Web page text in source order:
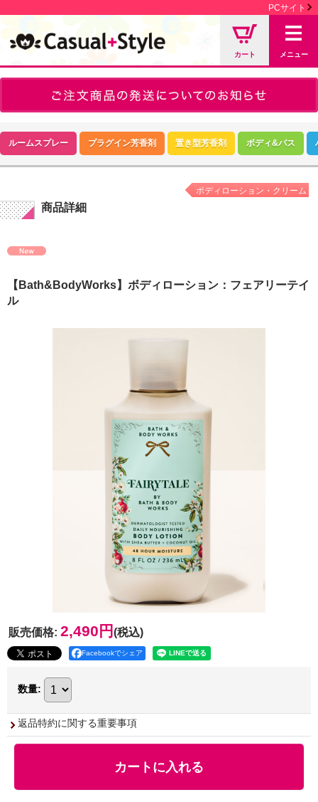
PCサイト
カート メニュー
ルームスプレー プラグイン芳香剤 置き型芳香剤 ボディ&バス
商品詳細
ボディローション・クリーム
【Bath&BodyWorks】ボディローション：フェアリーテイ
ル
販売価格: 2,490円 (税込)
Facebookでシェア
数量:
返品特約に関する重要事項